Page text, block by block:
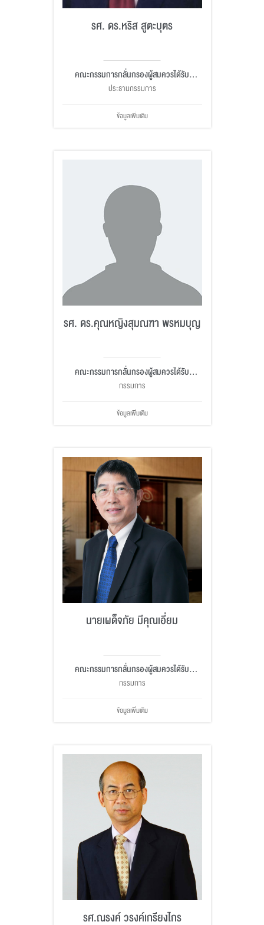
รศ. ดร.หริส สูตะบุตร
คณะกรรมการกลั่นกรองผู้สมควรได้รับ
ปริญญากิตติมศักดิ์
ประธานกรรมการ
ข้อมูลเพิ่มเติม
รศ. ดร.คุณหญิงสุมณฑา พรหมบุญ
คณะกรรมการกลั่นกรองผู้สมควรได้รับ
ปริญญากิตติมศักดิ์
กรรมการ
ข้อมูลเพิ่มเติม
นายเผด็จภัย มีคุณเอี่ยม
คณะกรรมการกลั่นกรองผู้สมควรได้รับ
ปริญญากิตติมศักดิ์
กรรมการ
ข้อมูลเพิ่มเติม
รศ.ณรงค์ วรงค์เกรียงไกร